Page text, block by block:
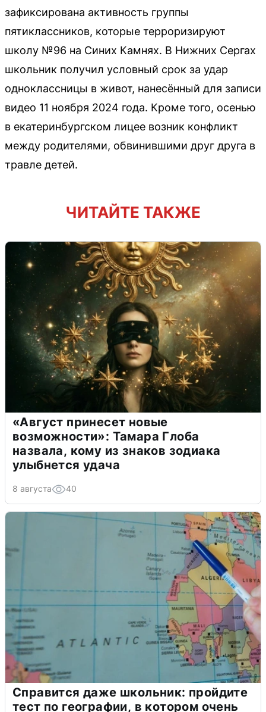
зафиксирована активность группы
пятиклассников, которые терроризируют
школу №96 на Синих Камнях. В Нижних Сергах
школьник получил условный срок за удар
одноклассницы в живот, нанесённый для записи
видео 11 ноября 2024 года. Кроме того, осенью
в екатеринбургском лицее возник конфликт
между родителями, обвинившими друг друга в
травле детей.
ЧИТАЙТЕ ТАКЖЕ
«Август принесет новые
возможности»: Тамара Глоба
назвала, кому из знаков зодиака
улыбнется удача
8 августа 40
Справится даже школьник: пройдите
тест по географии, в котором очень